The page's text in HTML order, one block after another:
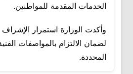
الخدمات المقدمة للمواطنين.
وأكدت الوزارة استمرار
لضمان الالتزام بالمواصفات
المحددة.